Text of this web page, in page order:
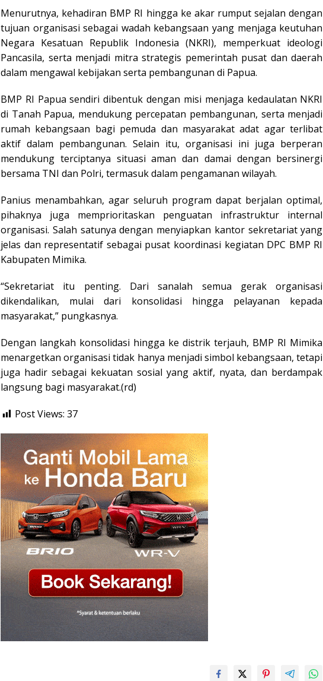
Menurutnya, kehadiran BMP RI hingga ke akar rumput sejalan dengan
tujuan organisasi sebagai wadah kebangsaan yang menjaga keutuhan
Negara Kesatuan Republik Indonesia (NKRI), memperkuat ideologi
Pancasila, serta menjadi mitra strategis pemerintah pusat dan daerah
dalam mengawal kebijakan serta pembangunan di Papua.
BMP RI Papua sendiri dibentuk dengan misi menjaga kedaulatan NKRI
di Tanah Papua, mendukung percepatan pembangunan, serta menjadi
rumah kebangsaan bagi pemuda dan masyarakat adat agar terlibat
aktif dalam pembangunan. Selain itu, organisasi ini juga berperan
mendukung terciptanya situasi aman dan damai dengan bersinergi
bersama TNI dan Polri, termasuk dalam pengamanan wilayah.
Panius menambahkan, agar seluruh program dapat berjalan optimal,
pihaknya juga memprioritaskan penguatan infrastruktur internal
organisasi. Salah satunya dengan menyiapkan kantor sekretariat yang
jelas dan representatif sebagai pusat koordinasi kegiatan DPC BMP RI
Kabupaten Mimika.
“Sekretariat itu penting. Dari sanalah semua gerak organisasi
dikendalikan, mulai dari konsolidasi hingga pelayanan kepada
masyarakat,” pungkasnya.
Dengan langkah konsolidasi hingga ke distrik terjauh, BMP RI Mimika
menargetkan organisasi tidak hanya menjadi simbol kebangsaan, tetapi
juga hadir sebagai kekuatan sosial yang aktif, nyata, dan berdampak
langsung bagi masyarakat.(rd)
Post Views: 37